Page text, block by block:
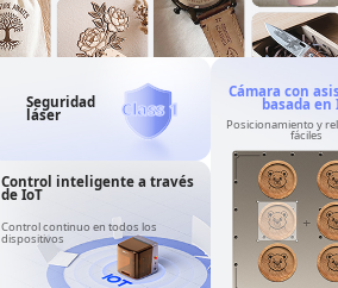
Seguridad
láser Class 1
Control inteligente a través
de IoT
Control continuo en todos los
Cámara con
basada en
Posicionamiento y
fáciles